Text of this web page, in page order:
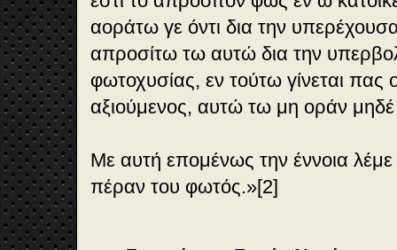
αοράτω γε όντι δια την
απροσίτω τω αυτώ δια την
φωτοχυσίας, εν τούτω γίνεται πας
αξιούμενος, αυτώ τω μη οράν μηδέ
Με αυτή επομένως την έννοια
πέραν του φωτός.»[2]